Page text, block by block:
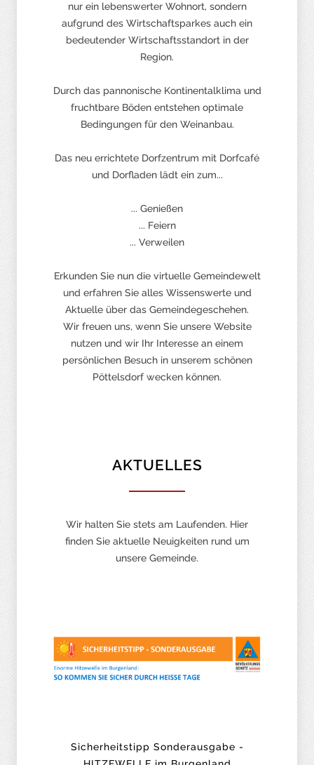
nur ein lebenswerter Wohnort, sondern
aufgrund des Wirtschaftsparkes auch ein
bedeutender Wirtschaftsstandort in der
Region.
Durch das pannonische Kontinentalklima und
fruchtbare Böden entstehen optimale
Bedingungen für den Weinanbau.
Das neu errichtete Dorfzentrum mit Dorfcafé
und Dorfladen lädt ein zum...
... Genießen
... Feiern
... Verweilen
Erkunden Sie nun die virtuelle Gemeindewelt
und erfahren Sie alles Wissenswerte und
Aktuelle über das Gemeindegeschehen.
Wir freuen uns, wenn Sie unsere Website
nutzen und wir Ihr Interesse an einem
persönlichen Besuch in unserem schönen
Pöttelsdorf wecken können.
AKTUELLES
Wir halten Sie stets am Laufenden. Hier
finden Sie aktuelle Neuigkeiten rund um
unsere Gemeinde.
Sicherheitstipp Sonderausgabe -